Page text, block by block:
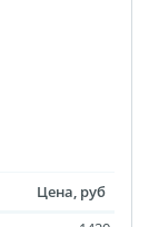
Цена, руб